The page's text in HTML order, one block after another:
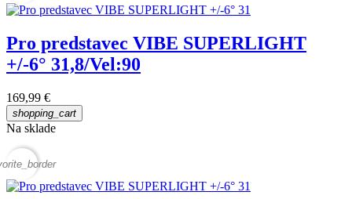
Pro predstavec VIBE SUPERLIGHT
+/-6° 31,8/Vel:90
169,99 €
shopping_cart
Na sklade